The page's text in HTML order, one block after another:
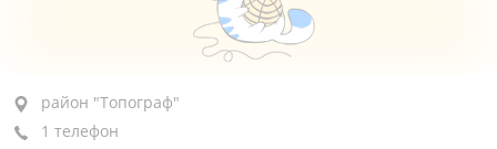
район "Топограф", ул. Шелеста, 116
оф. 21
район "Топограф"
1 телефон